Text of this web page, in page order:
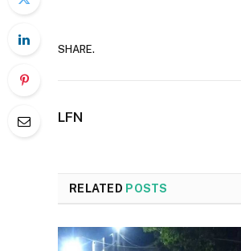
SHARE.
LFN
RELATED POSTS